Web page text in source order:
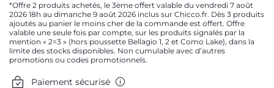
*Offre 2 produits achetés, le 3ème offert valable du vendredi 7 août
2026 18h au dimanche 9 août 2026 inclus sur Chicco.fr. Dès 3 produits
ajoutés au panier le moins cher de la commande est offert. Offre
valable une seule fois par compte, sur les produits signalés par la
mention « 2=3 » (hors poussette Bellagio 1, 2 et Como Lake), dans la
limite des stocks disponibles. Non cumulable avec d’autres
promotions ou codes promotionnels.
Paiement sécurisé